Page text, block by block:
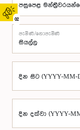
02
පැමිණි/නොපැමිණි
දින සිට (YYYY-MM-
දින දක්වා (YYYY-